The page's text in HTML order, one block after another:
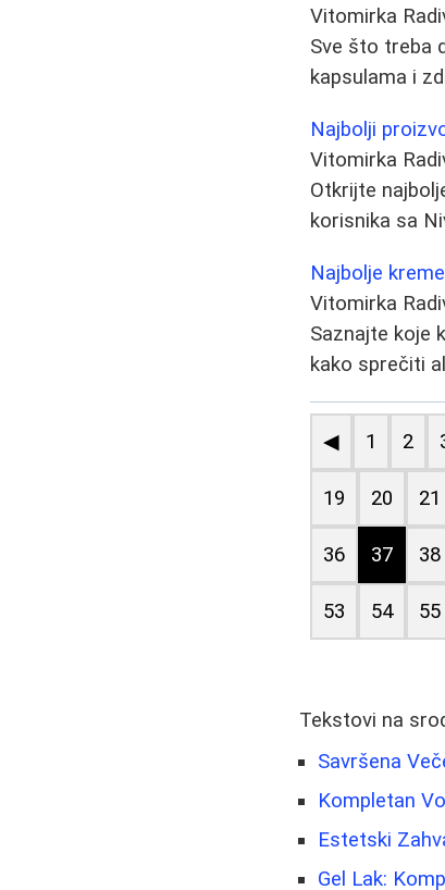
Vitomirka
Sve što treba
kapsulama i
Najbolji
Vitomirka
Otkrijte
korisnika sa
Najbolje
Vitomirka
Saznajte koje
kako sprečiti
◀ 1 2
19 20 21
36 37 38
53 54 55
Tekstovi na
Savršena
Kompletan
Estetski
Gel Lak: